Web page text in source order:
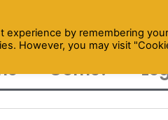
Come?
by remembering
However, you may visit